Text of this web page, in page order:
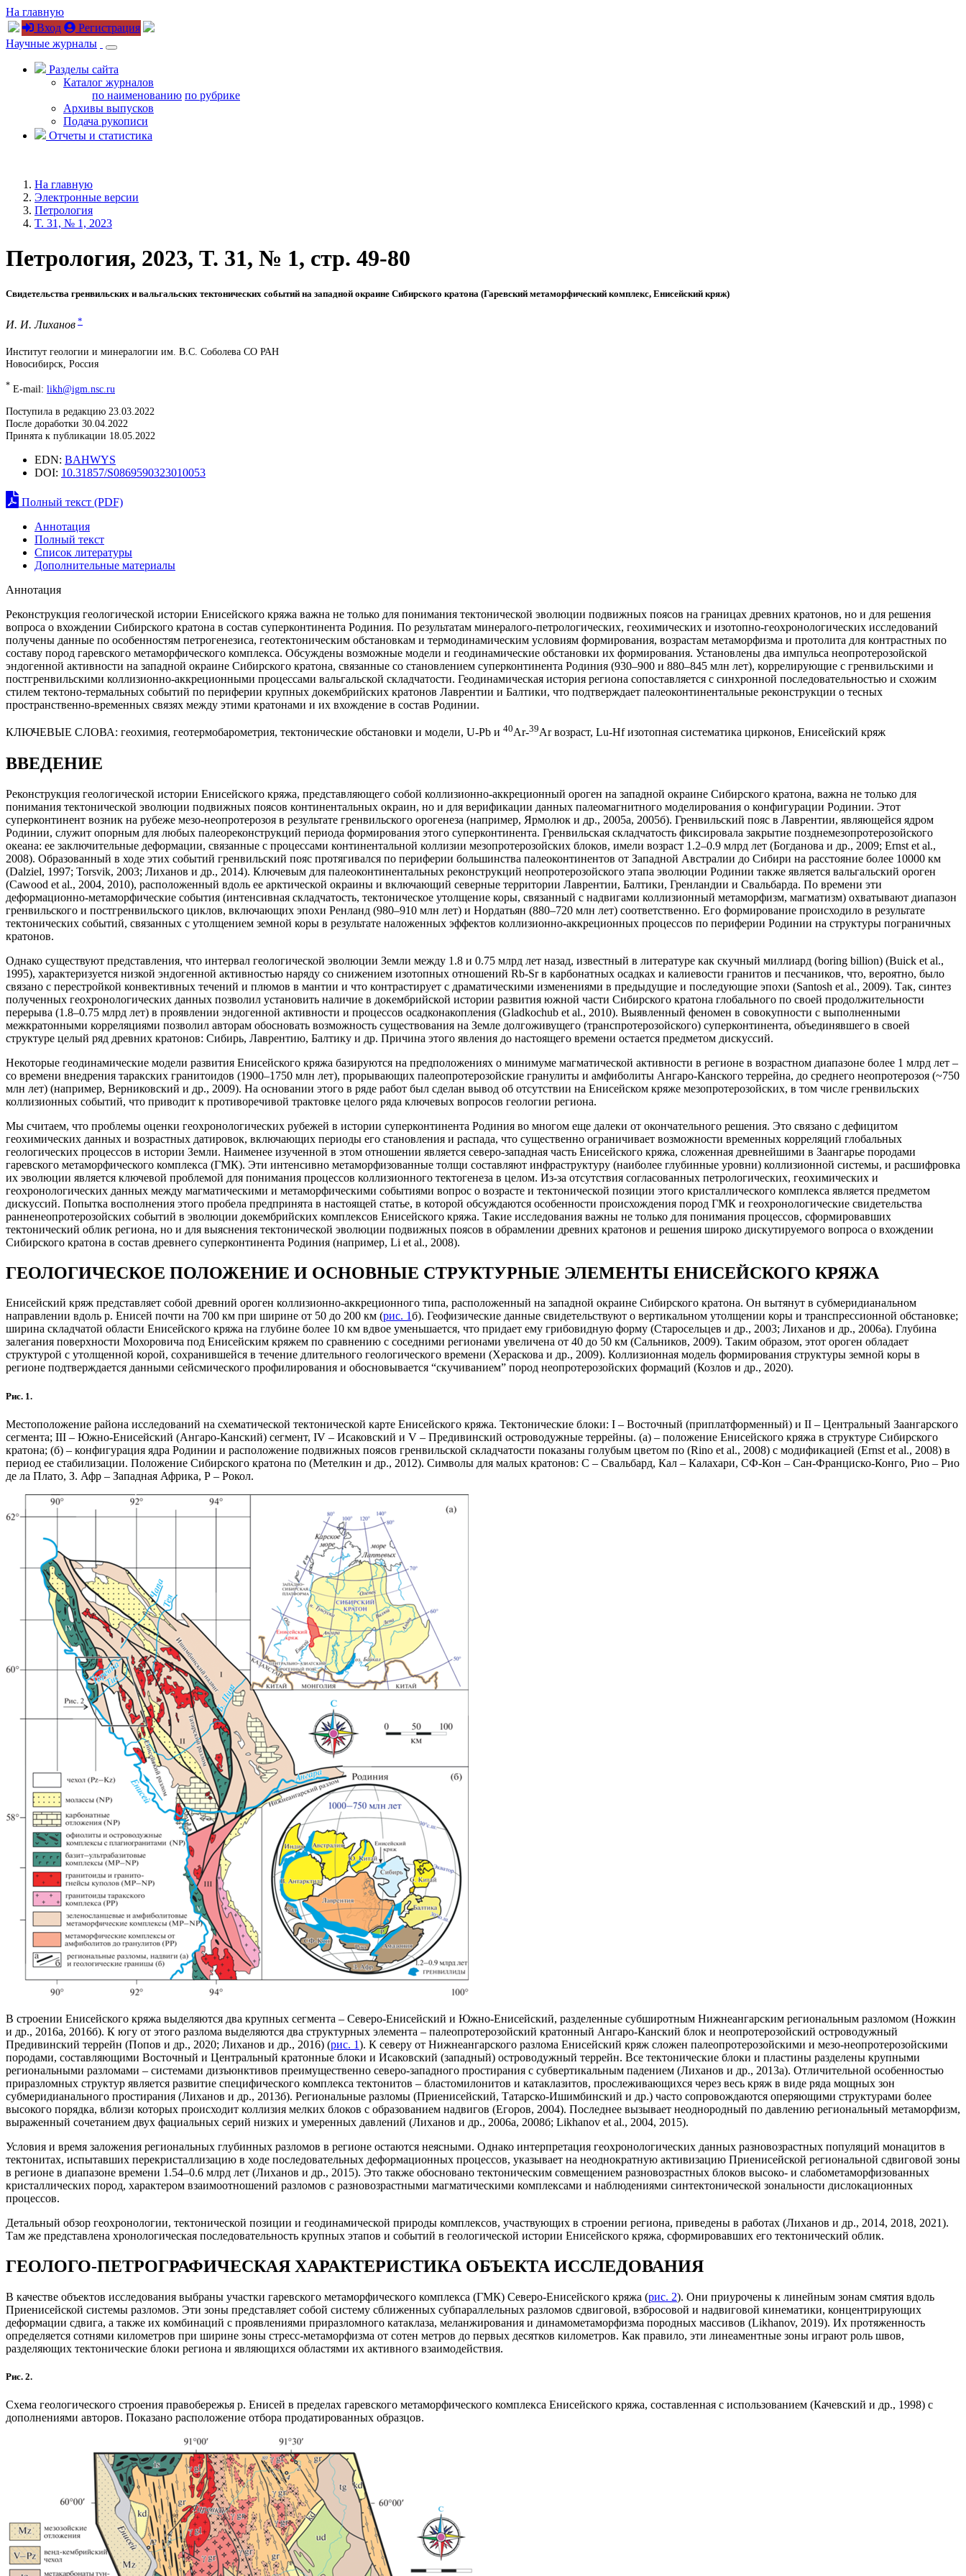
На главную
Вход
Регистрация
Научные журналы
Разделы сайта
Каталог журналов
по наименованию по рубрике
Архивы выпусков
Подача рукописи
Отчеты и статистика
На главную
Электронные версии
Петрология
T. 31, № 1, 2023
Петрология, 2023, T. 31, № 1, стр. 49-80
Свидетельства гренвильских и вальгальских тектонических событий на западной окраине Сибирского кратона (Гаревский метаморфический комплекс, Енисейский кряж)
И. И. Лиханов *
Институт геологии и минералогии им. В.С. Соболева СО РАН
Новосибирск, Россия
* E-mail: likh@igm.nsc.ru
Поступила в редакцию 23.03.2022
После доработки 30.04.2022
Принята к публикации 18.05.2022
EDN: BAHWYS
DOI: 10.31857/S0869590323010053
Полный текст (PDF)
Аннотация
Полный текст
Список литературы
Дополнительные материалы
Аннотация
Реконструкция геологической истории Енисейского кряжа важна не только для понимания тектонической эволюции подвижных поясов на границах древних кратонов, но и для решения
вопроса о вхождении Сибирского кратона в состав суперконтинента Родиния. По результатам минералого-петрологических, геохимических и изотопно-геохронологических исследований
получены данные по особенностям петрогенезиса, геотектоническим обстановкам и термодинамическим условиям формирования, возрастам метаморфизма и протолита для контрастных по
составу пород гаревского метаморфического комплекса. Обсуждены возможные модели и геодинамические обстановки их формирования. Установлены два импульса неопротерозойской
эндогенной активности на западной окраине Сибирского кратона, связанные со становлением суперконтинента Родиния (930–900 и 880–845 млн лет), коррелирующие с гренвильскими и
постгренвильскими коллизионно-аккреционными процессами вальгальской складчатости. Геодинамическая история региона сопоставляется с синхронной последовательностью и схожим
стилем тектоно-термальных событий по периферии крупных докембрийских кратонов Лаврентии и Балтики, что подтверждает палеоконтинентальные реконструкции о тесных
пространственно-временных связях между этими кратонами и их вхождение в состав Родинии.
КЛЮЧЕВЫЕ СЛОВА: геохимия, геотермобарометрия, тектонические обстановки и модели, U-Pb и 40Ar-39Ar возраст, Lu-Hf изотопная систематика цирконов, Енисейский кряж
ВВЕДЕНИЕ
Реконструкция геологической истории Енисейского кряжа, представляющего собой коллизионно-аккреционный ороген на западной окраине Сибирского кратона, важна не только для
понимания тектонической эволюции подвижных поясов континентальных окраин, но и для верификации данных палеомагнитного моделирования о конфигурации Родинии. Этот
суперконтинент возник на рубеже мезо-неопротерозоя в результате гренвильского орогенеза (например, Ярмолюк и др., 2005а, 2005б). Гренвильский пояс в Лаврентии, являющейся ядром
Родинии, служит опорным для любых палеореконструкций периода формирования этого суперконтинента. Гренвильская складчатость фиксировала закрытие позднемезопротерозойского
океана: ее заключительные деформации, связанные с процессами континентальной коллизии мезопротерозойских блоков, имели возраст 1.2–0.9 млрд лет (Богданова и др., 2009; Ernst et al.,
2008). Образованный в ходе этих событий гренвильский пояс протягивался по периферии большинства палеоконтинентов от Западной Австралии до Сибири на расстояние более 10000 км
(Dalziel, 1997; Torsvik, 2003; Лиханов и др., 2014). Ключевым для палеоконтинентальных реконструкций неопротерозойского этапа эволюции Родинии также является вальгальский ороген
(Cawood et al., 2004, 2010), расположенный вдоль ее арктической окраины и включающий северные территории Лаврентии, Балтики, Гренландии и Свальбарда. По времени эти
деформационно-метаморфические события (интенсивная складчатость, тектоническое утолщение коры, связанный с надвигами коллизионный метаморфизм, магматизм) охватывают диапазон
гренвильского и постгренвильского циклов, включающих эпохи Ренланд (980–910 млн лет) и Нордатьян (880–720 млн лет) соответственно. Его формирование происходило в результате
тектонических событий, связанных с утолщением земной коры в результате наложенных эффектов коллизионно-аккреционных процессов по периферии Родинии на структуры пограничных
кратонов.
Однако существуют представления, что интервал геологической эволюции Земли между 1.8 и 0.75 млрд лет назад, известный в литературе как скучный миллиард (boring billion) (Buick et al.,
1995), характеризуется низкой эндогенной активностью наряду со снижением изотопных отношений Rb-Sr в карбонатных осадках и калиевости гранитов и песчаников, что, вероятно, было
связано с перестройкой конвективных течений и плюмов в мантии и что контрастирует с драматическими изменениями в предыдущие и последующие эпохи (Santosh et al., 2009). Так, синтез
полученных геохронологических данных позволил установить наличие в докембрийской истории развития южной части Сибирского кратона глобального по своей продолжительности
перерыва (1.8–0.75 млрд лет) в проявлении эндогенной активности и процессов осадконакопления (Gladkochub et al., 2010). Выявленный феномен в совокупности с выполненными
межкратонными корреляциями позволил авторам обосновать возможность существования на Земле долгоживущего (транспротерозойского) суперконтинента, объединявшего в своей
структуре целый ряд древних кратонов: Сибирь, Лаврентию, Балтику и др. Причина этого явления до настоящего времени остается предметом дискуссий.
Некоторые геодинамические модели развития Енисейского кряжа базируются на предположениях о минимуме магматической активности в регионе в возрастном диапазоне более 1 млpд лет –
со времени внедрения таракских гранитоидов (1900–1750 млн лет), прорывающих палеопротерозойские гранулиты и амфиболиты Ангаро-Канского террейна, до среднего неопpотеpозоя (~750
млн лет) (например, Верниковский и др., 2009). На основании этого в ряде работ был сделан вывод об отсутствии на Енисейском кряже мезопротерозойских, в том числе гренвильских
коллизионных событий, что приводит к противоречивой трактовке целого ряда ключевых вопросов геологии региона.
Мы считаем, что проблемы оценки геохронологических рубежей в истории суперконтинента Родиния во многом еще далеки от окончательного решения. Это связано с дефицитом
геохимических данных и возрастных датировок, включающих периоды его становления и распада, что существенно ограничивает возможности временных корреляций глобальных
геологических процессов в истории Земли. Наименее изученной в этом отношении является северо-западная часть Енисейского кряжа, сложенная древнейшими в Заангарье породами
гаревского метаморфического комплекса (ГМК). Эти интенсивно метаморфизованные толщи составляют инфраструктуру (наиболее глубинные уровни) коллизионной системы, и расшифровка
их эволюции является ключевой проблемой для понимания процессов коллизионного тектогенеза в целом. Из-за отсутствия согласованных петрологических, геохимических и
геохронологических данных между магматическими и метаморфическими событиями вопрос о возрасте и тектонической позиции этого кристаллического комплекса является предметом
дискуссий. Попытка восполнения этого пробела предпринята в настоящей статье, в которой обсуждаются особенности происхождения пород ГМК и геохронологические свидетельства
ранненеопротерозойских событий в эволюции докембрийских комплексов Енисейского кряжа. Такие исследования важны не только для понимания процессов, сформировавших
тектонический облик региона, но и для выяснения тектонической эволюции подвижных поясов в обрамлении древних кратонов и решения широко дискутируемого вопроса о вхождении
Сибирского кратона в состав древнего суперконтинента Родиния (например, Li et al., 2008).
ГЕОЛОГИЧЕСКОЕ ПОЛОЖЕНИЕ И ОСНОВНЫЕ СТРУКТУРНЫЕ ЭЛЕМЕНТЫ ЕНИСЕЙСКОГО КРЯЖА
Енисейский кряж представляет собой древний ороген коллизионно-аккреционного типа, расположенный на западной окраине Сибирского кратона. Он вытянут в субмеридианальном
направлении вдоль р. Енисей почти на 700 км при ширине от 50 до 200 км (рис. 1б). Геофизические данные свидетельствуют о вертикальном утолщении коры и транспрессионной обстановке;
ширина складчатой области Енисейского кряжа на глубине более 10 км вдвое уменьшается, что придает ему грибовидную форму (Старосельцев и др., 2003; Лиханов и др., 2006а). Глубина
залегания поверхности Мохоровича под Енисейским кряжем по сравнению с соседними регионами увеличена от 40 до 50 км (Сальников, 2009). Таким образом, этот ороген обладает
структурой с утолщенной корой, сохранившейся в течение длительного геологического времени (Хераскова и др., 2009). Коллизионная модель формирования структуры земной коры в
регионе подтверждается данными сейсмического профилирования и обосновывается “скучиванием” пород неопротерозойских формаций (Козлов и др., 2020).
Рис. 1.
Местоположение района исследований на схематической тектонической карте Енисейского кряжа. Тектонические блоки: I – Восточный (приплатформенный) и II – Центральный Заангарского
сегмента; III – Южно-Енисейский (Ангаро-Канский) сегмент, IV – Исаковский и V – Предивинский островодужные террейны. (a) – положение Енисейского кряжа в структуре Сибирского
кратона; (б) – конфигурация ядра Родинии и расположение подвижных поясов гренвильской складчатости показаны голубым цветом по (Rino et al., 2008) c модификацией (Ernst et al., 2008) в
период ее стабилизации. Положение Сибирского кратона по (Метелкин и др., 2012). Символы для малых кратонов: С – Свальбард, Кал – Калахари, СФ-Кон – Сан-Франциско-Конго, Рио – Рио
де ла Плато, З. Афр – Западная Африка, Р – Рокол.
В строении Енисейского кряжа выделяются два крупных сегмента – Северо-Енисейский и Южно-Енисейский, разделенные субширотным Нижнеангарским региональным разломом (Ножкин
и др., 2016а, 2016б). К югу от этого разлома выделяются два структурных элемента – палеопротерозойский кратонный Ангаро-Канский блок и неопротерозойский островодужный
Предивинский террейн (Попов и др., 2020; Лиханов и др., 2016) (рис. 1). К северу от Нижнеангарского разлома Енисейский кряж сложен палеопротерозойскими и мезо-неопротерозойскими
породами, составляющими Восточный и Центральный кратонные блоки и Исаковский (западный) островодужный террейн. Все тектонические блоки и пластины разделены крупными
региональными разломами – системами дизъюнктивов преимущественно северо-западного простирания с субвертикальным падением (Лиханов и др., 2013a). Отличительной особенностью
приразломных структур является развитие специфического комплекса тектонитов – бластомилонитов и катаклазитов, прослеживающихся через весь кряж в виде ряда мощных зон
субмеридианального простирания (Лиханов и др., 2013б). Региональные разломы (Приенисейский, Татарско-Ишимбинский и др.) часто сопровождаются оперяющими структурами более
высокого порядка, вблизи которых происходит коллизия мелких блоков с образованием надвигов (Егоров, 2004). Последнее вызывает неоднородный по давлению региональный метаморфизм,
выраженный сочетанием двух фациальных серий низких и умеренных давлений (Лиханов и др., 2006а, 2008б; Likhanov et al., 2004, 2015).
Условия и время заложения региональных глубинных разломов в регионе остаются неясными. Однако интерпретация геохронологических данных разновозрастных популяций монацитов в
тектонитах, испытавших перекристаллизацию в ходе последовательных деформационных процессов, указывает на неоднократную активизацию Приенисейской региональной сдвиговой зоны
в регионе в диапазоне времени 1.54–0.6 млрд лет (Лиханов и др., 2015). Это также обосновано тектоническим совмещением разновозрастных блоков высоко- и слабометаморфизованных
кристаллических пород, характером взаимоотношений разломов с разновозрастными магматическими комплексами и наблюдениями синтектонической зональности дислокационных
процессов.
Детальный обзор геохронологии, тектонической позиции и геодинамической природы комплексов, участвующих в строении региона, приведены в работах (Лиханов и др., 2014, 2018, 2021).
Там же представлена хронологическая последовательность крупных этапов и событий в геологической истории Енисейского кряжа, сформировавших его тектонический облик.
ГЕОЛОГО-ПЕТРОГРАФИЧЕСКАЯ ХАРАКТЕРИСТИКА ОБЪЕКТА ИССЛЕДОВАНИЯ
В качестве объектов исследования выбраны участки гаревского метаморфического комплекса (ГМК) Северо-Енисейского кряжа (рис. 2). Они приурочены к линейным зонам смятия вдоль
Приенисейской системы разломов. Эти зоны представляет собой систему сближенных субпараллельных разломов сдвиговой, взбросовой и надвиговой кинематики, концентрирующих
деформации сдвига, а также их комбинаций с проявлениями приразломного катаклаза, меланжирования и динамометаморфизма породных массивов (Likhanov, 2019). Их протяженность
определяется сотнями километров при ширине зоны стресс-метаморфизма от сотен метров до первых десятков километров. Как правило, эти линеаментные зоны играют роль швов,
разделяющих тектонические блоки региона и являющихся областями их активного взаимодействия.
Рис. 2.
Схема геологического строения правобережья р. Енисей в пределах гаревского метаморфического комплекса Енисейского кряжа, составленная с использованием (Качевский и др., 1998) c
дополнениями авторов. Показано расположение отбора продатированных образцов.